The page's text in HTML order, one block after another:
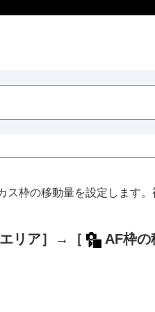
ス枠の移動量を設定します
リア］ → ［ AF枠の